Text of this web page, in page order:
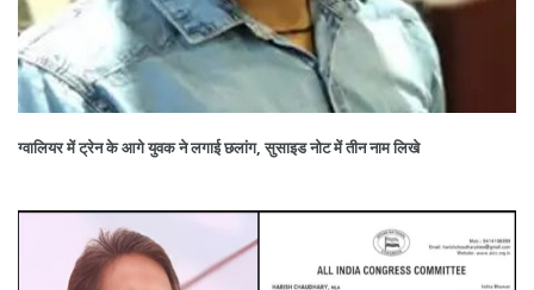
ग्वालियर में ट्रेन के आगे युवक ने लगाई छलांग, सुसाइड नोट में तीन नाम लिखे